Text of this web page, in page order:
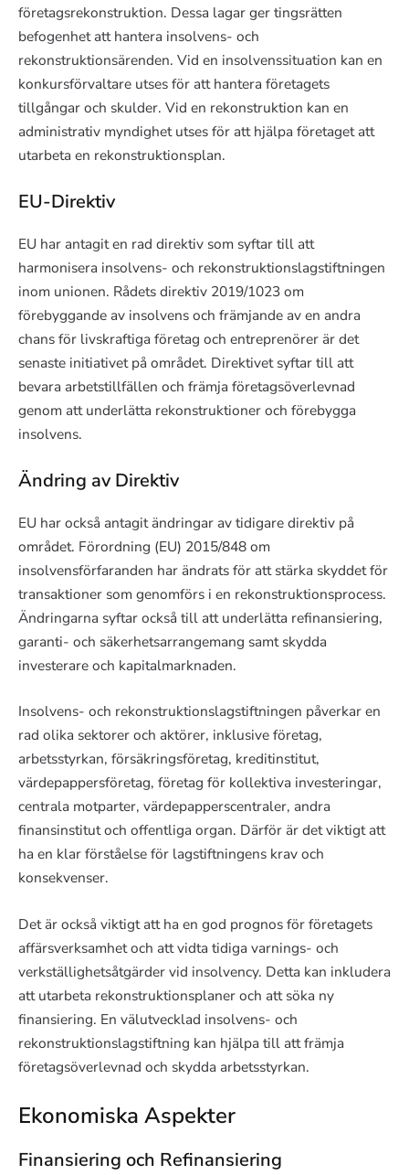
företagsrekonstruktion. Dessa lagar ger tingsrätten
befogenhet att hantera insolvens- och
rekonstruktionsärenden. Vid en insolvenssituation kan en
konkursförvaltare utses för att hantera företagets
tillgångar och skulder. Vid en rekonstruktion kan en
administrativ myndighet utses för att hjälpa företaget att
utarbeta en rekonstruktionsplan.
EU-Direktiv
EU har antagit en rad direktiv som syftar till att
harmonisera insolvens- och rekonstruktionslagstiftningen
inom unionen. Rådets direktiv 2019/1023 om
förebyggande av insolvens och främjande av en andra
chans för livskraftiga företag och entreprenörer är det
senaste initiativet på området. Direktivet syftar till att
bevara arbetstillfällen och främja företagsöverlevnad
genom att underlätta rekonstruktioner och förebygga
insolvens.
Ändring av Direktiv
EU har också antagit ändringar av tidigare direktiv på
området. Förordning (EU) 2015/848 om
insolvensförfaranden har ändrats för att stärka skyddet för
transaktioner som genomförs i en rekonstruktionsprocess.
Ändringarna syftar också till att underlätta refinansiering,
garanti- och säkerhetsarrangemang samt skydda
investerare och kapitalmarknaden.
Insolvens- och rekonstruktionslagstiftningen påverkar en
rad olika sektorer och aktörer, inklusive företag,
arbetsstyrkan, försäkringsföretag, kreditinstitut,
värdepappersföretag, företag för kollektiva investeringar,
centrala motparter, värdepapperscentraler, andra
finansinstitut och offentliga organ. Därför är det viktigt att
ha en klar förståelse för lagstiftningens krav och
konsekvenser.
Det är också viktigt att ha en god prognos för företagets
affärsverksamhet och att vidta tidiga varnings- och
verkställighetsåtgärder vid insolvency. Detta kan inkludera
att utarbeta rekonstruktionsplaner och att söka ny
finansiering. En välutvecklad insolvens- och
rekonstruktionslagstiftning kan hjälpa till att främja
företagsöverlevnad och skydda arbetsstyrkan.
Ekonomiska Aspekter
Finansiering och Refinansiering